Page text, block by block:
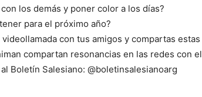
los demás y poner color a los días?
para el próximo año?
videollamada con tus amigos y compartas estas
compartan resonancias en las redes con el
Boletín Salesiano: @boletinsalesianoarg